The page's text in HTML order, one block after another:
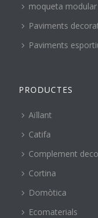
moqueta
Paviments
Paviments
PRODUCTES
Aïllant
Catifa
Complement
Cortina
Domòtica
Ecomaterials